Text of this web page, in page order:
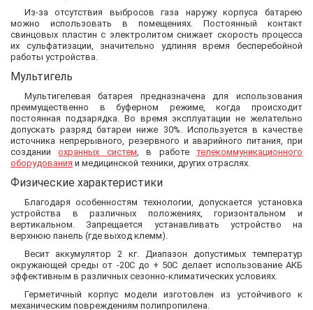
Из-за отсутствия выбросов газа наружу корпуса батарею
можно использовать в помещениях. Постоянный контакт
свинцовых пластин с электролитом снижает скорость процесса
их сульфатизации, значительно удлиняя время бесперебойной
работы устройства.
Мультигель
Мультигелевая батарея предназначена для использования
преимущественно в буферном режиме, когда происходит
постоянная подзарядка. Во время эксплуатации не желательно
допускать разряд батареи ниже 30%. Используется в качестве
источника непрерывного, резервного и аварийного питания, при
созданииохранных систем, в работетелекоммуникационного
оборудования и медицинской техники, других отраслях.
Физические характеристики
Благодаря особенностям технологии, допускается установка
устройства в различных положениях, горизонтальном и
вертикальном. Запрещается устанавливать устройство на
верхнюю панель (где выход клемм).
Весит аккумулятор 2 кг. Диапазон допустимых температур
окружающей среды от -20С до + 50С делает использование АКБ
эффективным в различных сезонно-климатических условиях.
Герметичный корпус модели изготовлен из устойчивого к
механическим повреждениям полипропилена.